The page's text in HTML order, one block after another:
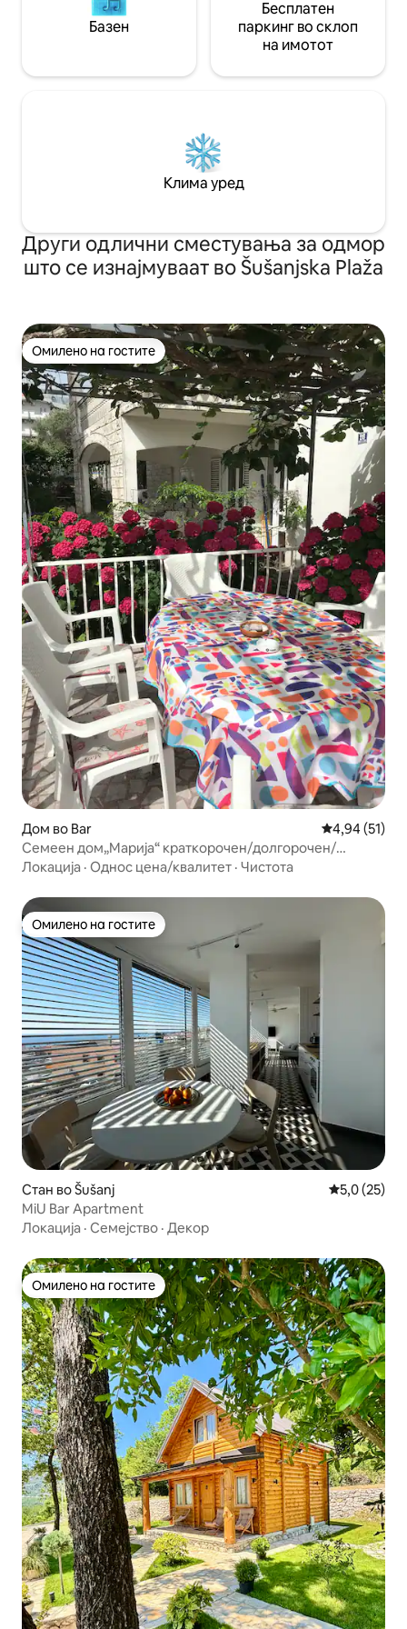
Базен
Бесплатен
паркинг во склоп
на имотот
Клима уред
Други одлични сместувања за одмор
што се изнајмуваат во Šušanjska Plaža
Омилено на гостите
Омилено на гостите
Дом во Bar Просечна
4,94 (51)
Семеен дом„Марија“ краткорочен/долгорочен/
градина/паркинг
Локација · Однос цена/квалитет · Чистота
Омилено на гостите
Омилено на гостите
Стан во Šušanj Просечна
5,0 (25)
MiU Bar Apartment
Локација · Семејство · Декор
Омилено на гостите
Омилено на гостите